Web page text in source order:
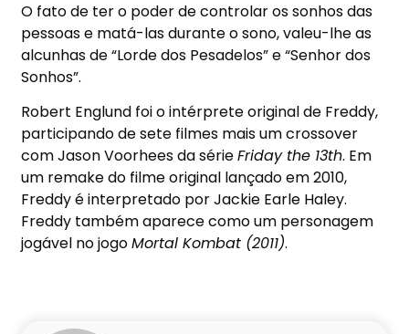
O fato de ter o poder de controlar os sonhos das
pessoas e matá-las durante o sono, valeu-lhe as
alcunhas de “Lorde dos Pesadelos” e “Senhor dos
Sonhos”.
Robert Englund foi o intérprete original de Freddy,
participando de sete filmes mais um crossover
com Jason Voorhees da sérieFriday the 13th. Em
um remake do filme original lançado em 2010,
Freddy é interpretado por Jackie Earle Haley.
Freddy também aparece como um personagem
jogável no jogoMortal Kombat (2011).